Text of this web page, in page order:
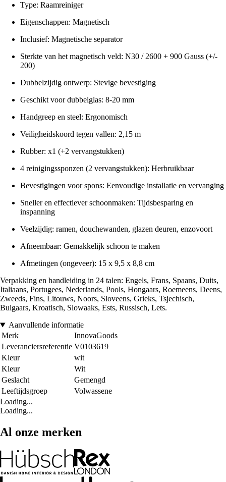
Type: Raamreiniger
Eigenschappen: Magnetisch
Inclusief: Magnetische separator
Sterkte van het magnetisch veld: N30 / 2600 + 900 Gauss (+/-
200)
Dubbelzijdig ontwerp: Stevige bevestiging
Geschikt voor dubbelglas: 8-20 mm
Handgreep en steel: Ergonomisch
Veiligheidskoord tegen vallen: 2,15 m
Rubber: x1 (+2 vervangstukken)
4 reinigingssponzen (2 vervangstukken): Herbruikbaar
Bevestigingen voor spons: Eenvoudige installatie en vervanging
Sneller en effectiever schoonmaken: Tijdsbesparing en
inspanning
Veelzijdig: ramen, douchewanden, glazen deuren, enzovoort
Afneembaar: Gemakkelijk schoon te maken
Afmetingen (ongeveer): 15 x 9,5 x 8,8 cm
Verpakking en handleiding in 24 talen: Engels, Frans, Spaans, Duits,
Italiaans, Portugees, Nederlands, Pools, Hongaars, Roemeens, Deens,
Zweeds, Fins, Litouws, Noors, Sloveens, Grieks, Tsjechisch,
Bulgaars, Kroatisch, Slowaaks, Ests, Russisch, Lets.
Aanvullende informatie
Merk
InnovaGoods
Leveranciersreferentie V0103619
Kleur
wit
Kleur
Wit
Geslacht
Gemengd
Leeftijdsgroep
Volwassene
Loading...
Loading...
Al onze merken